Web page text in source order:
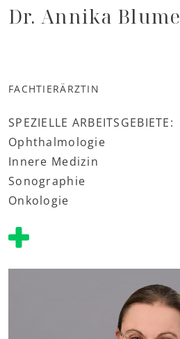
Dr. Annika Blume
FACHTIERÄRZTIN
SPEZIELLE ARBEITSGEBIETE:
Ophthalmologie
Innere Medizin
Sonographie
Onkologie